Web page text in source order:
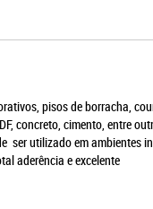
pisos de borracha,
concreto, cimento, entre
ser utilizado em ambientes
aderência e excelente